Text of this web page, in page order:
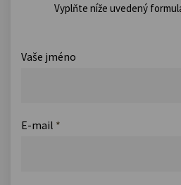
Vyplňte níže uvedený
Vaše jméno
E-mail *